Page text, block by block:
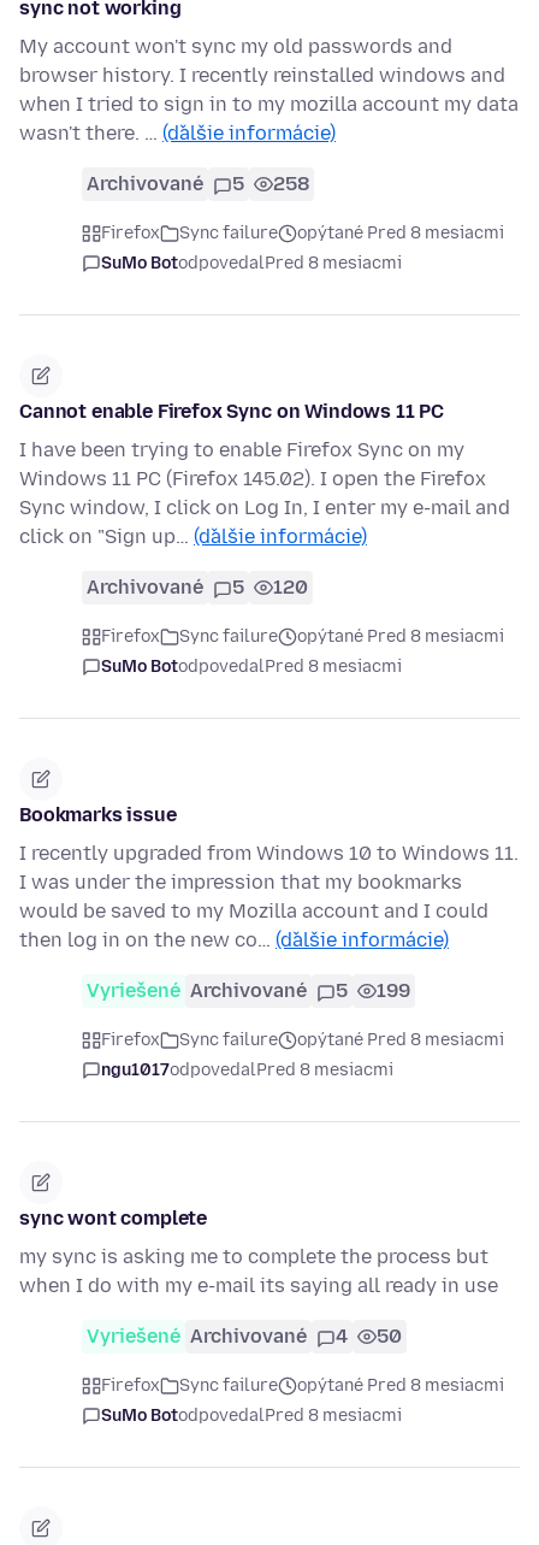
sync not working
My account won't sync my old passwords and
browser history. I recently reinstalled windows and
when I tried to sign in to my mozilla account my data
wasn't there. … (ďalšie informácie)
Archivované 5 258
Firefox Sync failure
opýtané Pred 8 mesiacmi
SuMo BotodpovedalPred 8 mesiacmi
Cannot enable Firefox Sync on Windows 11 PC
I have been trying to enable Firefox Sync on my
Windows 11 PC (Firefox 145.02). I open the Firefox
Sync window, I click on Log In, I enter my e-mail and
click on "Sign up… (ďalšie informácie)
Archivované 5 120
Firefox Sync failure
opýtané Pred 8 mesiacmi
SuMo BotodpovedalPred 8 mesiacmi
Bookmarks issue
I recently upgraded from Windows 10 to Windows 11.
I was under the impression that my bookmarks
would be saved to my Mozilla account and I could
then log in on the new co… (ďalšie informácie)
Vyriešené Archivované 5 199
Firefox Sync failure
opýtané Pred 8 mesiacmi
ngu1017odpovedalPred 8 mesiacmi
sync wont complete
my sync is asking me to complete the process but
when I do with my e-mail its saying all ready in use
Vyriešené Archivované 4 50
Firefox Sync failure
opýtané Pred 8 mesiacmi
SuMo BotodpovedalPred 8 mesiacmi